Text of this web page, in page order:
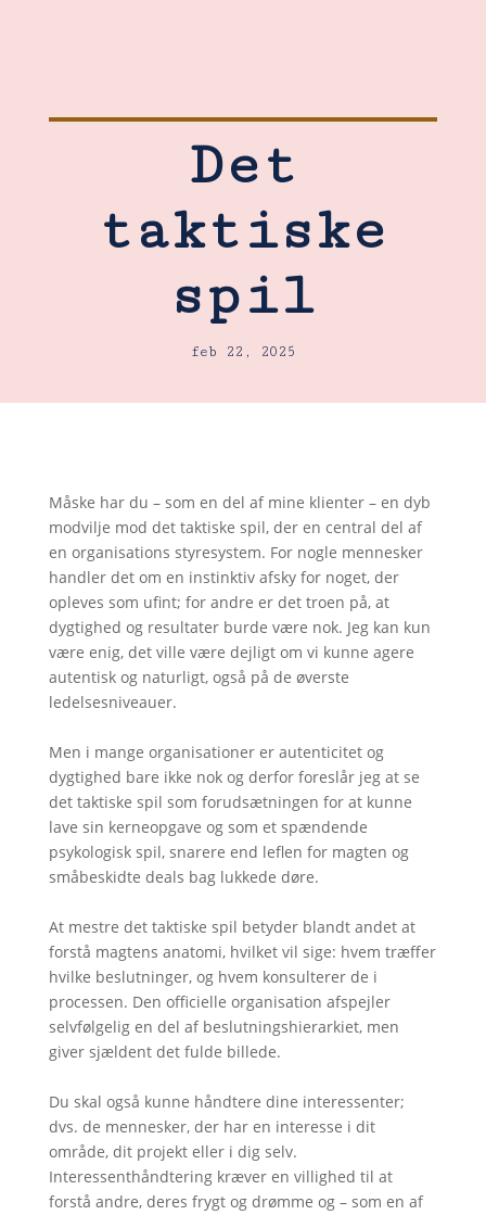
Det
taktiske
spil
feb 22, 2025
Måske har du – som en del af mine klienter – en dyb
modvilje mod det taktiske spil, der en central del af
en organisations styresystem. For nogle mennesker
handler det om en instinktiv afsky for noget, der
opleves som ufint; for andre er det troen på, at
dygtighed og resultater burde være nok. Jeg kan kun
være enig, det ville være dejligt om vi kunne agere
autentisk og naturligt, også på de øverste
ledelsesniveauer.
Men i mange organisationer er autenticitet og
dygtighed bare ikke nok og derfor foreslår jeg at se
det taktiske spil som forudsætningen for at kunne
lave sin kerneopgave og som et spændende
psykologisk spil, snarere end leflen for magten og
småbeskidte deals bag lukkede døre.
At mestre det taktiske spil betyder blandt andet at
forstå magtens anatomi, hvilket vil sige: hvem træffer
hvilke beslutninger, og hvem konsulterer de i
processen. Den officielle organisation afspejler
selvfølgelig en del af beslutningshierarkiet, men
giver sjældent det fulde billede.
Du skal også kunne håndtere dine interessenter;
dvs. de mennesker, der har en interesse i dit
område, dit projekt eller i dig selv.
Interessenthåndtering kræver en villighed til at
forstå andre, deres frygt og drømme og – som en af